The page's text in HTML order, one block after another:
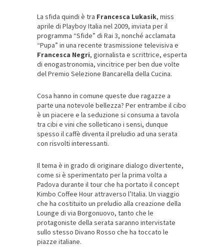
La sfida quindi è tra Francesca Lukasik, miss
aprile di Playboy Italia nel 2009, inviata per il
programma “Sfide” di Rai 3, nonché acclamata
“Pupa” in una recente trasmissione televisiva e
Francesca Negri, giornalista e scrittrice, esperta
di enogastronomia, vincitrice per ben due volte
del Premio Selezione Bancarella della Cucina.
Cosa hanno in comune queste due ragazze a
parte una notevole bellezza? Per entrambe il cibo
è un piacere e la seduzione si consuma a tavola
tra cibi e vini che solleticano i sensi, dunque
spesso il caffè diventa il preludio ad una serata
con risvolti interessanti.
Il tema è in grado di originare dialogo divertente,
come si è sperimentato per la prima volta a
Padova durante il tour che ha portato il concept
Kimbo Coffee Hour attraverso l’Italia. Un viaggio
che ha costituito un preludio alla creazione della
Lounge di via Borgonuovo, tanto che le
protagoniste della serata saranno intervistate
sullo stesso Divano Rosso che ha toccato le
piazze italiane.